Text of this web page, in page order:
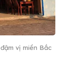
vị miền Bắc